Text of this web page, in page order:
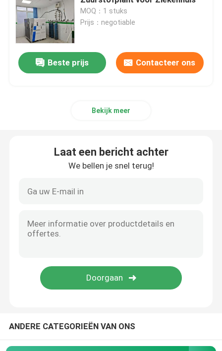
Membraan Stikstof Generator
PSA medische zuurstofgenerator
Industriële gasdroger
Methanol Cracker
MOQ：1 stuks
Prijs：negotiable
Beste prijs Contacteer ons
Bekijk meer
Laat een bericht achter
We bellen je snel terug!
ANDERE CATEGORIEËN VAN ONS